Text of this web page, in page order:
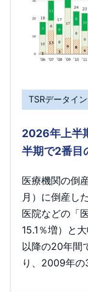
TSRデータイ
2026年上半
半期で2番目
医療機関の倒
月）に倒産し
医院などの「
15.1％増）と
以降の20年間
り、2009年の